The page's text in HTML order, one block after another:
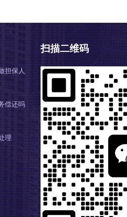
担保人
偿还吗
理
扫描二维码